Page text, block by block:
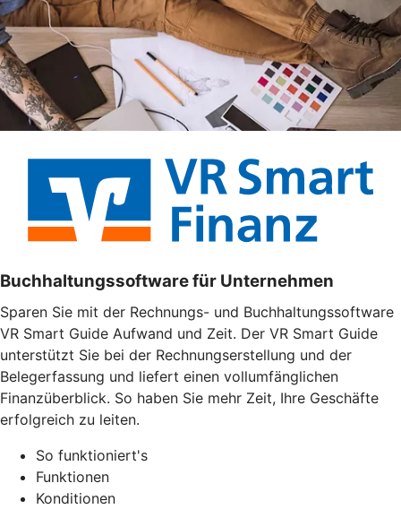
Buchhaltungssoftware für Unternehmen
Sparen Sie mit der Rechnungs- und Buchhaltungssoftware
VR Smart Guide Aufwand und Zeit. Der VR Smart Guide
unterstützt Sie bei der Rechnungserstellung und der
Belegerfassung und liefert einen vollumfänglichen
Finanzüberblick. So haben Sie mehr Zeit, Ihre Geschäfte
erfolgreich zu leiten.
So funktioniert's
Funktionen
Konditionen